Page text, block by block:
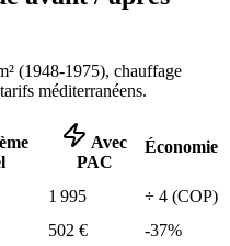
(1948-1975), chauffage
tarifs méditerranéens.
Avec
PAC
Économie
1 995 ÷ 4 (COP)
502 € -37%